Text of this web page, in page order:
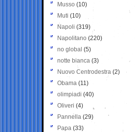
Musso (10)
Muti (10)
Napoli (319)
Napolitano (220)
no global (5)
notte bianca (3)
Nuovo Centrodestra (2)
Obama (11)
olimpiadi (40)
Oliveri (4)
Pannella (29)
Papa (33)